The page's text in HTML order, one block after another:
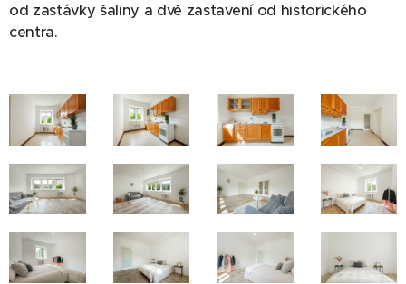
od zastávky šaliny a dvě zastavení od historického
centra.